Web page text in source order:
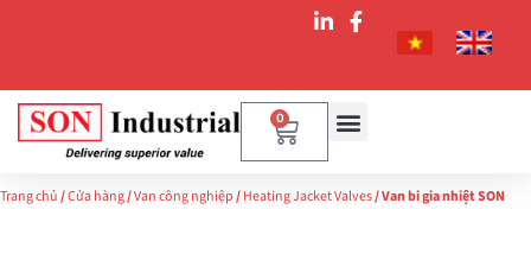
0
Trang chủ/Cửa hàng/Van công nghiệp/Heating Jacket Valves/ Van bi gia nhiệt SON